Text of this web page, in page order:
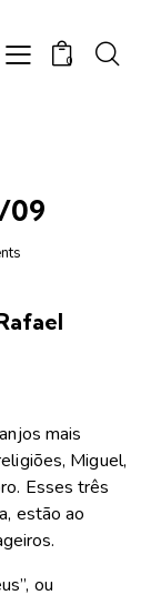
0
09
mais
Miguel,
Esses três
estão ao
ou